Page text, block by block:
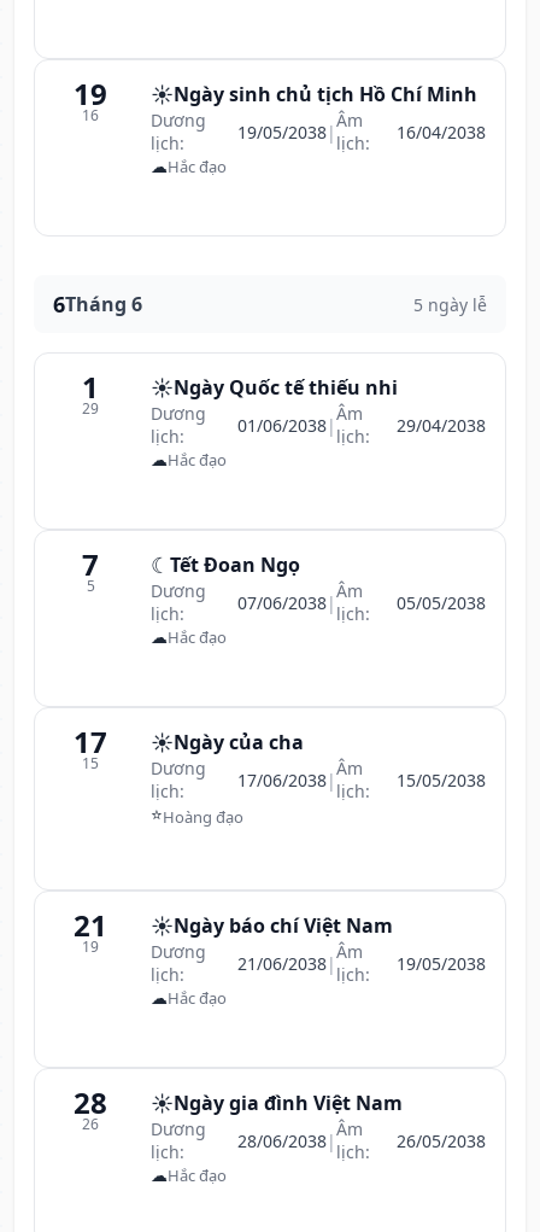
19
16
☀️Ngày sinh chủ tịch Hồ Chí Minh
Dương
lịch:
19/05/2038|Âm
lịch:
16/04/2038
☁Hắc đạo
6Tháng 6 5 ngày lễ
1
29
☀️Ngày Quốc tế thiếu nhi
Dương
lịch:
01/06/2038|Âm
lịch:
29/04/2038
☁Hắc đạo
7
5
☾ Tết Đoan Ngọ
Dương
lịch:
07/06/2038|Âm
lịch:
05/05/2038
☁Hắc đạo
17
15
☀️Ngày của cha
Dương
lịch:
17/06/2038|Âm
lịch:
15/05/2038
⭐Hoàng đạo
21
19
☀️Ngày báo chí Việt Nam
Dương
lịch:
21/06/2038|Âm
lịch:
19/05/2038
☁Hắc đạo
28
26
☀️Ngày gia đình Việt Nam
Dương
lịch:
28/06/2038|Âm
lịch:
26/05/2038
☁Hắc đạo